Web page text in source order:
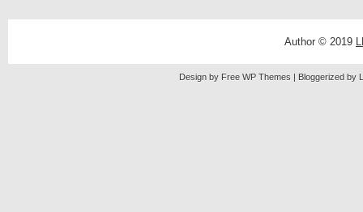
Author © 2019
Design by Free WP Themes | Bloggerized by